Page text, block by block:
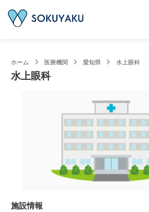
ホーム 医療機関 愛知県 水上眼科
水上眼科
施設情報